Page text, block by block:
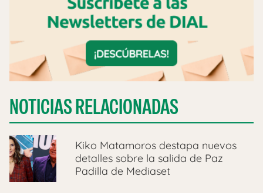
NOTICIAS RELACIONADAS
Kiko Matamoros destapa nuevos
detalles sobre la salida de Paz
Padilla de Mediaset